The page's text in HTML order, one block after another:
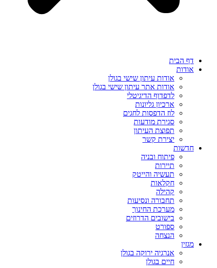
דף הבית
אודות
אודות עיתון שישי בגולן
אודות אתר עיתון שישי בגולן
לדפדוף הדיגיטלי
ארכיון גליונות
לוז הדפסות לחגים
סגירת מודעות
תפוצת העיתון
יצירת קשר
חדשות
פיתוח ובניה
תיירות
תעשיה והייטק
חקלאות
קהילה
תחבורה ונסיעות
מערכת החינוך
בישובים הדרוזים
ספורט
הנצחה
מגזין
אנרגיה ירוקה בגולן
חיים בגולן